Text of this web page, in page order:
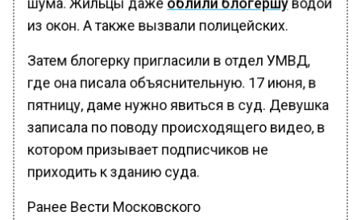
из окон. А также вызвали полицейских.
Затем блогерку пригласили в отдел УМВД,
где она писала объяснительную. 17 июня, в
пятницу, даме нужно явиться в суд. Девушка
записала по поводу происходящего видео, в
котором призывает подписчиков не
приходить к зданию суда.
Ранее Вести Московского